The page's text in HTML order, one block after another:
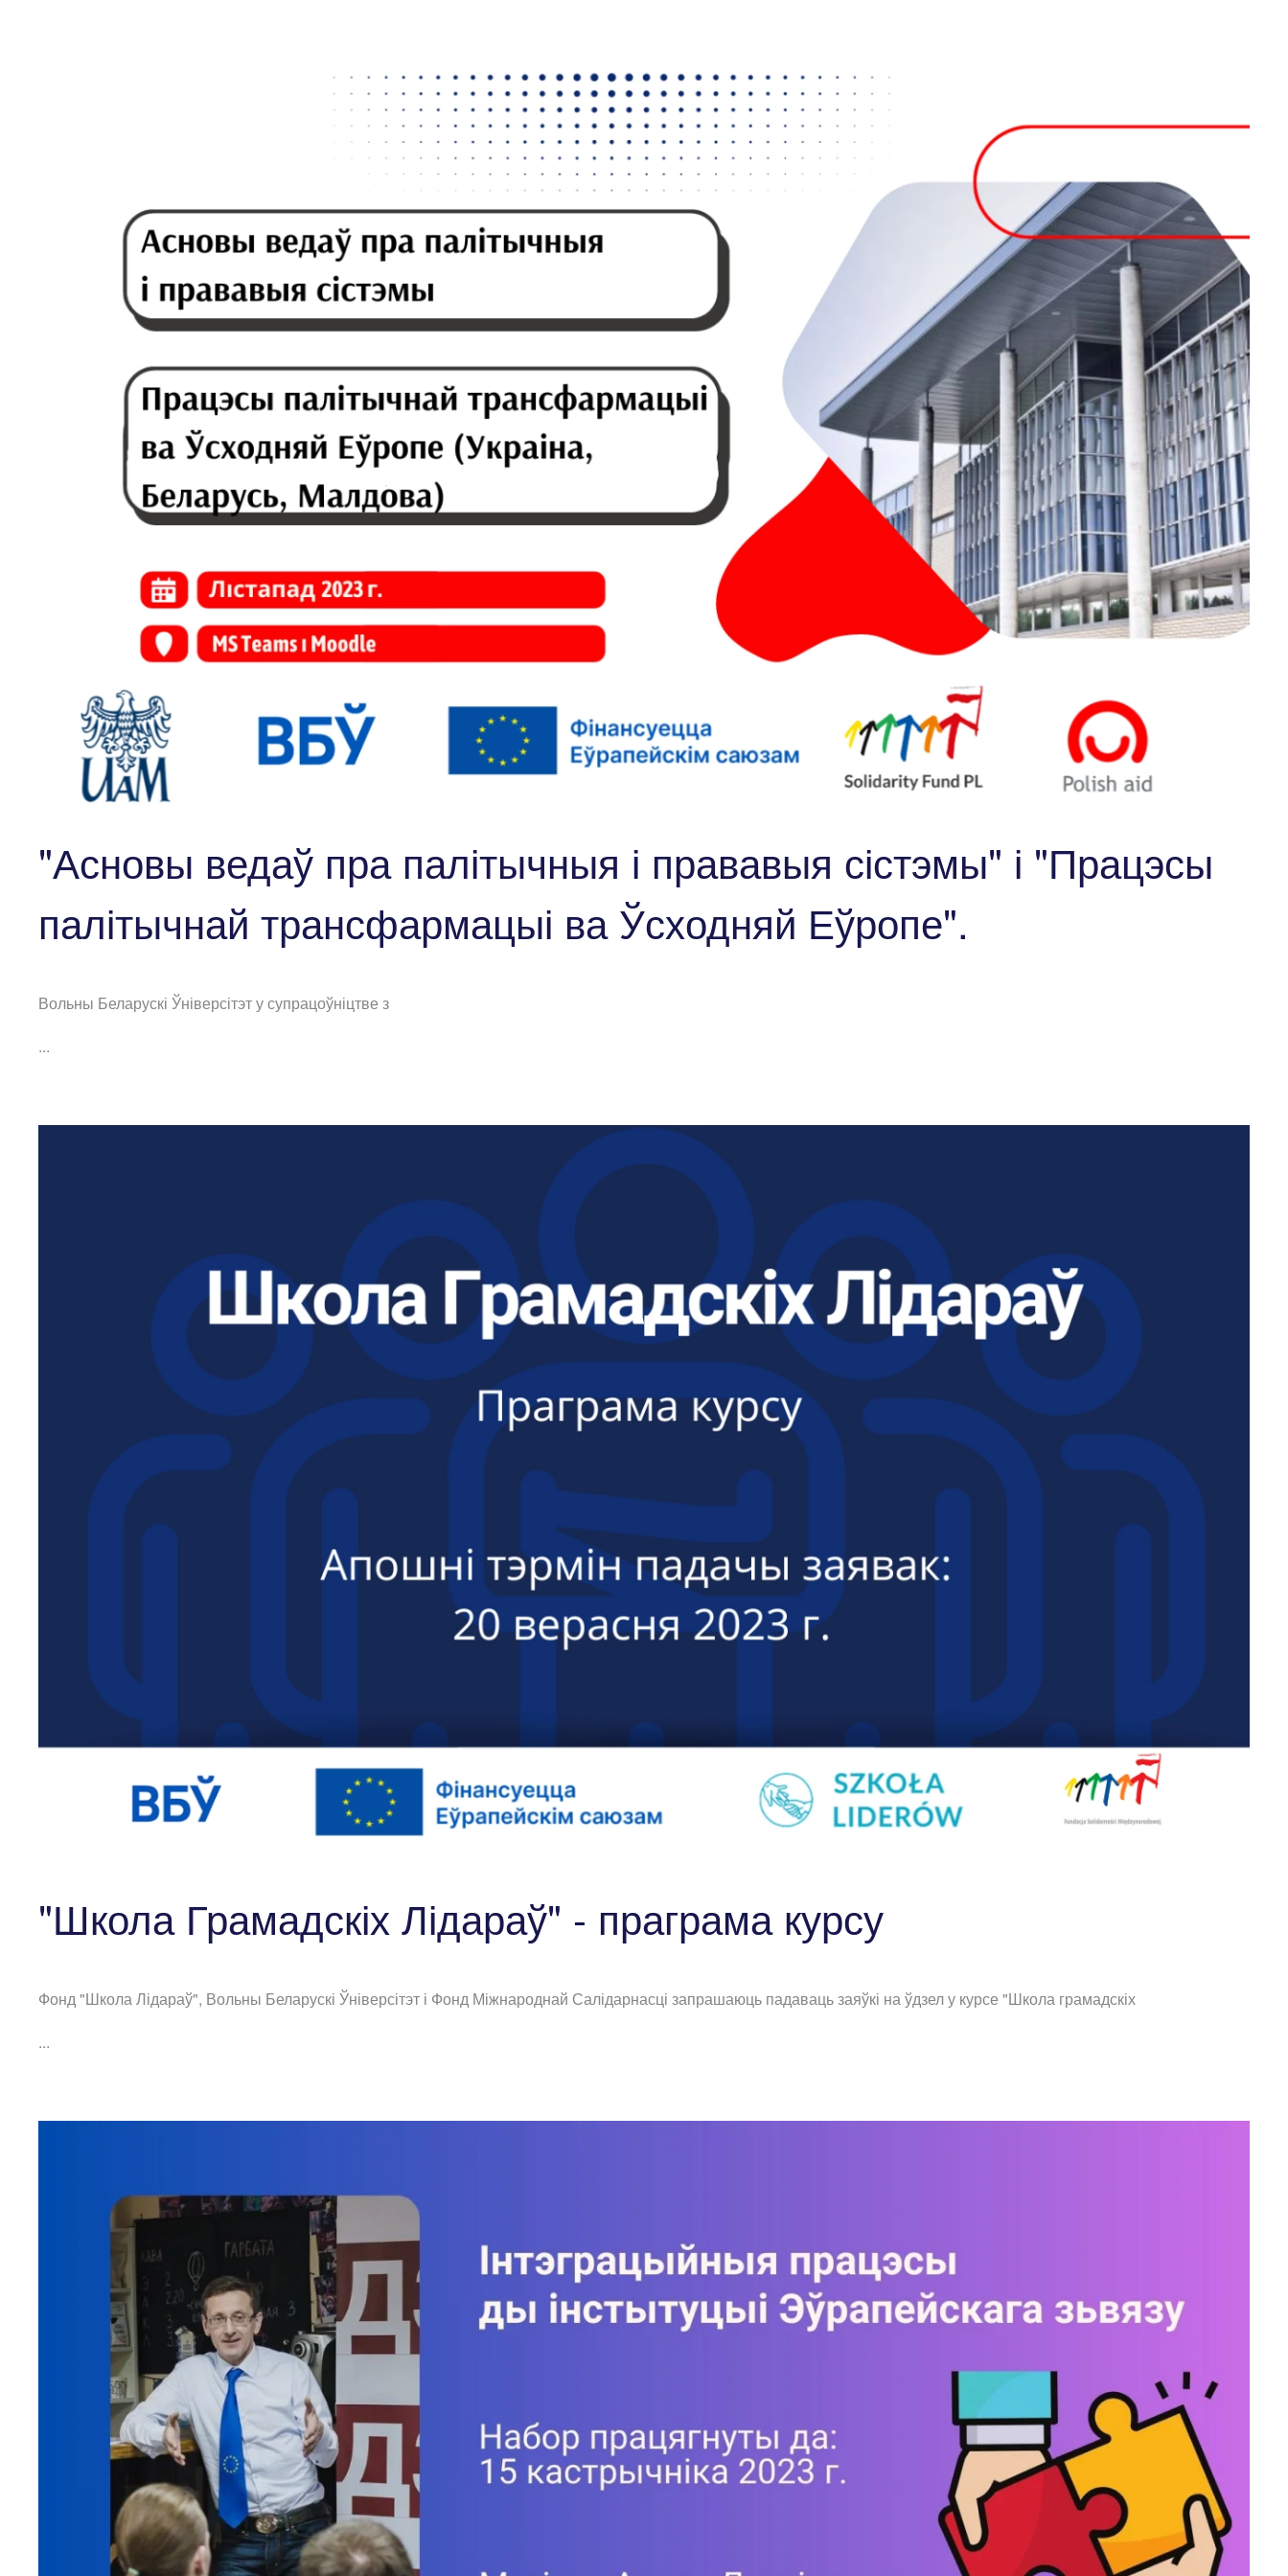
"Асновы ведаў пра палітычныя і прававыя сістэмы" і "Працэсы
палітычнай трансфармацыі ва Ўсходняй Еўропе".
Вольны Беларускі Ўніверсітэт у супрацоўніцтве з
...
"Школа Грамадскіх Лідараў" - праграма курсу
Фонд "Школа Лідараў", Вольны Беларускі Ўніверсітэт і Фонд Міжнароднай Салідарнасці запрашаюць падаваць заяўкі на ўдзел у курсе "Школа грамадскіх
...